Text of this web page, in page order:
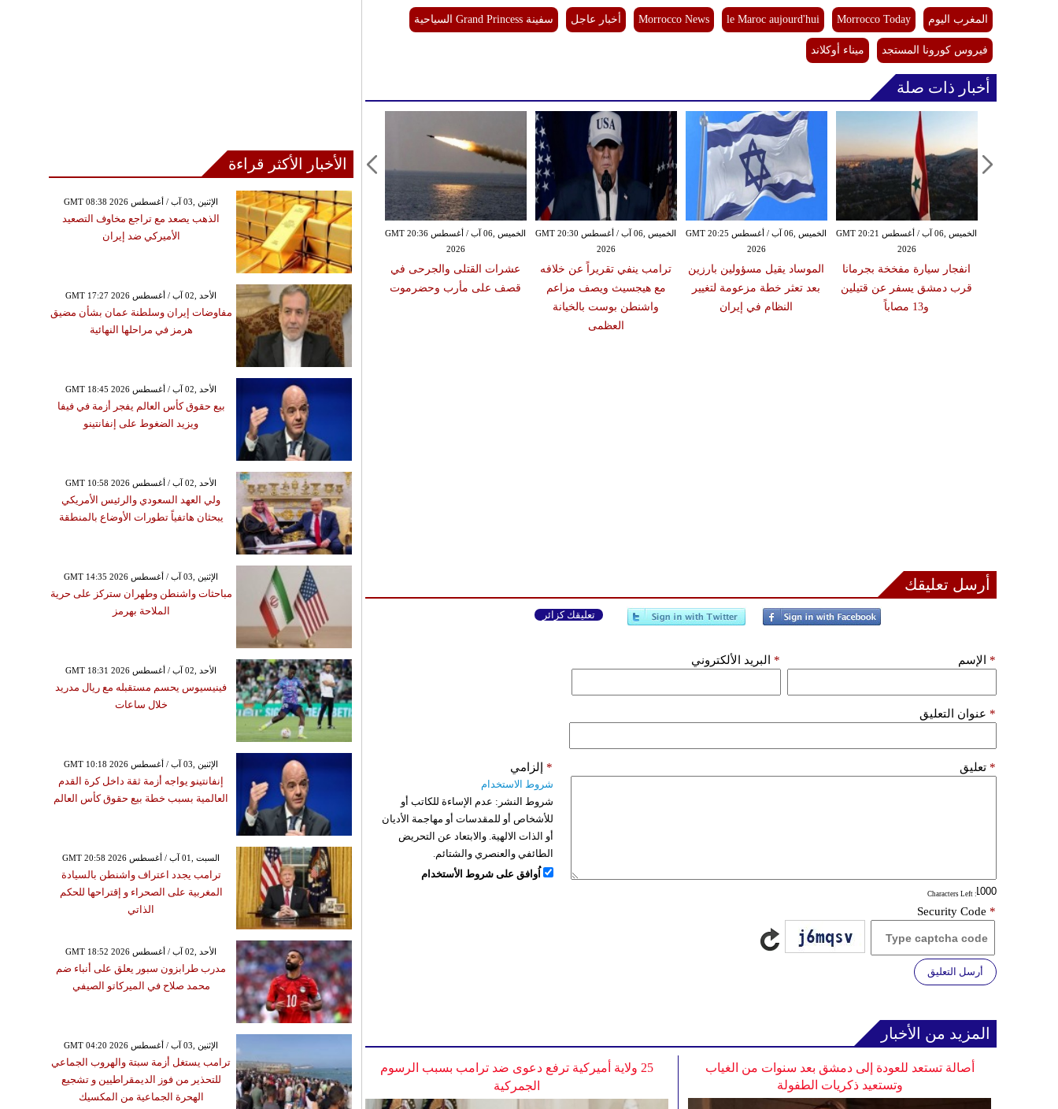
المغرب اليوم Morrocco Today
le Maroc aujourd'hui
Morrocco News أخبار عاجل سفينة Grand Princess السياحية
فيروس كورونا المستجد ميناء أوكلاند
أخبار ذات صلة
الخميس ,06 آب / أغسطس GMT 20:39
2026
ارتفاع إصابات اقتحام مخيم
قلنديا إلى 16 وسط عرقلة
الاحتلال الإسرائيلي لعمل
طواقم الإسعاف
الخميس ,06 آب / أغسطس GMT 20:36
2026
عشرات القتلى والجرحى في
قصف على مأرب وحضرموت
الخميس ,06 آب / أغسطس GMT 20:30
2026
ترامب ينفي تقريراً عن خلافه
مع هيجسيث ويصف مزاعم
واشنطن بوست بالخيانة
العظمى
الخميس ,06 آب / أغسطس GMT 20:25
2026
الموساد يقيل مسؤولين بارزين
بعد تعثر خطة مزعومة لتغيير
النظام في إيران
الخميس ,06 آب / أغسطس GMT 20:21
2026
انفجار سيارة مفخخة بجرمانا
قرب دمشق يسفر عن قتيلين
و13 مصاباً
أرسل تعليقك
تعليقك كزائر
الإسم * البريد الألكتروني *
عنوان التعليق *
تعليق *
: Characters Left
إلزامي *
شروط الاستخدام
شروط النشر: عدم الإساءة للكاتب أو
للأشخاص أو للمقدسات أو مهاجمة الأديان
أو الذات الالهية. والابتعاد عن التحريض
الطائفي والعنصري والشتائم.
اُوافق على شروط الأستخدام
Security Code *
أرسل التعليق
المزيد من الأخبار
25 ولاية أميركية ترفع دعوى ضد ترامب بسبب الرسوم
الجمركية
أصالة تستعد للعودة إلى دمشق بعد سنوات من الغياب
وتستعيد ذكريات الطفولة
الأخبار الأكثر قراءة
GMT 08:38 2026 الإثنين ,03 آب / أغسطس
الذهب يصعد مع تراجع مخاوف التصعيد
الأميركي ضد إيران
GMT 17:27 2026 الأحد ,02 آب / أغسطس
مفاوضات إيران وسلطنة عمان بشأن مضيق
هرمز في مراحلها النهائية
GMT 18:45 2026 الأحد ,02 آب / أغسطس
بيع حقوق كأس العالم يفجر أزمة في فيفا
ويزيد الضغوط على إنفانتينو
GMT 10:58 2026 الأحد ,02 آب / أغسطس
ولي العهد السعودي والرئيس الأمريكي
يبحثان هاتفياً تطورات الأوضاع بالمنطقة
GMT 14:35 2026 الإثنين ,03 آب / أغسطس
مباحثات واشنطن وطهران ستركز على حرية
الملاحة بهرمز
GMT 18:31 2026 الأحد ,02 آب / أغسطس
فينيسيوس يحسم مستقبله مع ريال مدريد
خلال ساعات
GMT 10:18 2026 الإثنين ,03 آب / أغسطس
إنفانتينو يواجه أزمة ثقة داخل كرة القدم
العالمية بسبب خطة بيع حقوق كأس العالم
GMT 20:58 2026 السبت ,01 آب / أغسطس
ترامب يجدد اعتراف واشنطن بالسيادة
المغربية على الصحراء و إقتراحها للحكم
الذاتي
GMT 18:52 2026 الأحد ,02 آب / أغسطس
مدرب طرابزون سبور يعلق على أنباء ضم
محمد صلاح في الميركاتو الصيفي
GMT 04:20 2026 الإثنين ,03 آب / أغسطس
ترامب يستغل أزمة سبتة والهروب الجماعي
للتحذير من فوز الديمقراطيين و تشجيع
الهحرة الجماعية من المكسيك